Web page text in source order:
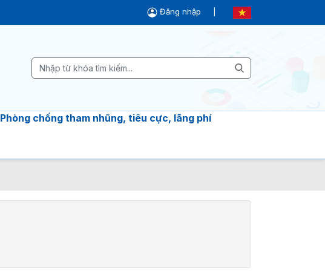
Đăng nhập
Phòng chống tham nhũng, tiêu cực, lãng phí